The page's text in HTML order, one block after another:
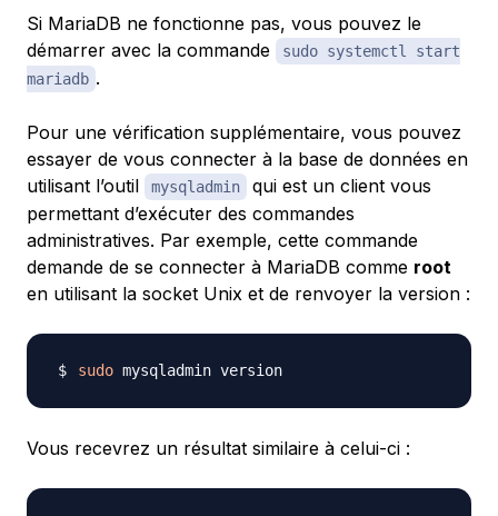
Si MariaDB ne fonctionne pas, vous pouvez le
démarrer avec la commande
sudo systemctl start
mariadb .
Pour une vérification supplémentaire, vous pouvez
essayer de vous connecter à la base de données en
utilisant l’outil
mysqladmin
qui est un client vous
permettant d’exécuter des commandes
administratives. Par exemple, cette commande
demande de se connecter à MariaDB comme root
en utilisant la socket Unix et de renvoyer la version :
sudo
Vous recevrez un résultat similaire à celui-ci :